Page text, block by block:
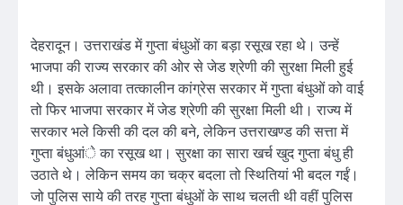
देहरादून। उत्तराखंड में गुप्ता बंधुओं का बड़ा रसूख रहा थे। उन्हें
भाजपा की राज्य सरकार की ओर से जेड श्रेणी की सुरक्षा मिली हुई
थी। इसके अलावा तत्कालीन कांग्रेस सरकार में गुप्ता बंधुओं को वाई
तो फिर भाजपा सरकार में जेड श्रेणी की सुरक्षा मिली थी। राज्य में
सरकार भले किसी की दल की बने, लेकिन उत्तराखण्ड की सत्ता में
गुप्ता बंधुआंे का रसूख था। सुरक्षा का सारा खर्च खुद गुप्ता बंधु ही
उठाते थे। लेकिन समय का चक्र बदला तो स्थितियां भी बदल गईं।
जो पुलिस साये की तरह गुप्ता बंधुओं के साथ चलती थी वहीं पुलिस